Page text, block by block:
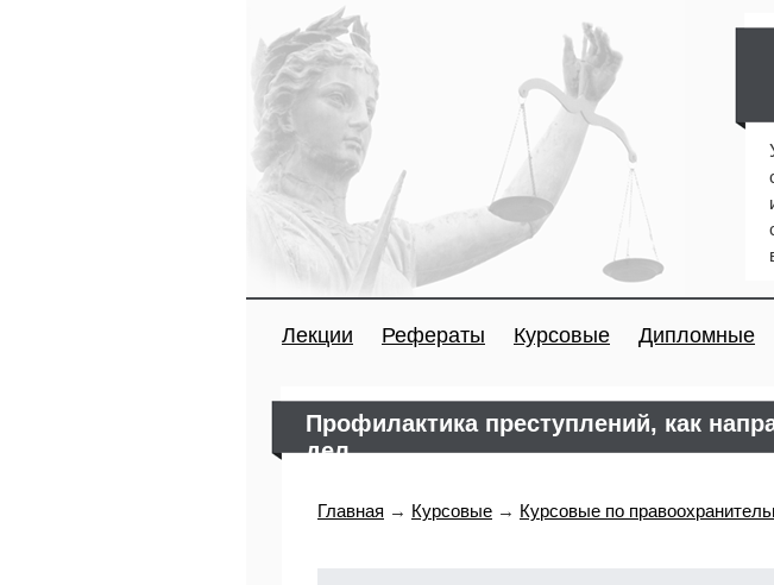
Лекции Рефераты Курсовые Дипломные
Профилактика преступлений, как
дел
Главная → Курсовые → Курсовые по